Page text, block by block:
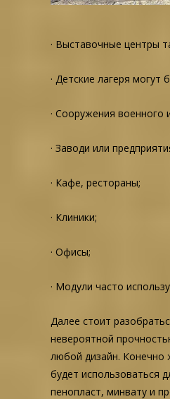
· Выставочные центры
· Детские лагеря могут
· Сооружения военного
· Заводи или
· Кафе, рестораны;
· Клиники;
· Офисы;
· Модули часто
Далее стоит
невероятной
любой дизайн. Конечно
будет использоваться
пенопласт, минвату и